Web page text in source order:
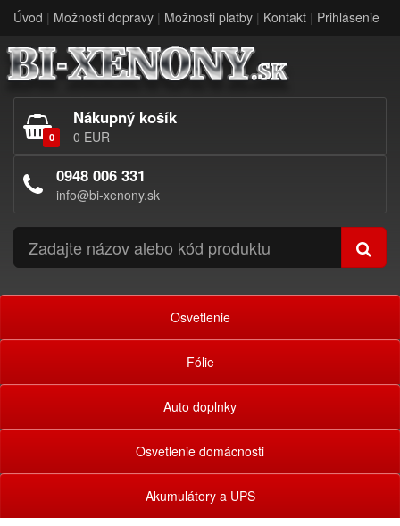
Úvod | Možnosti dopravy | Možnosti platby | Kontakt | Prihlásenie
0
Nákupný košík
0 EUR
0948 006 331
info@bi-xenony.sk
Osvetlenie
Fólie
Auto doplnky
Osvetlenie domácnosti
Akumulátory a UPS